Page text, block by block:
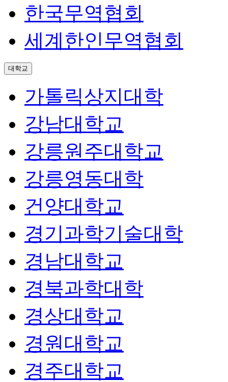
한국무역협회
세계한인무역협회
대학교
가톨릭상지대학
강남대학교
강릉원주대학교
강릉영동대학
건양대학교
경기과학기술대학
경남대학교
경북과학대학
경상대학교
경원대학교
경주대학교